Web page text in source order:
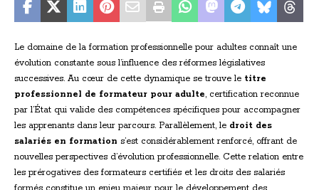
Le domaine de la formation professionnelle pour adultes connaît une
évolution constante sous l’influence des réformes législatives
successives. Au cœur de cette dynamique se trouve le titre
professionnel de formateur pour adulte, certification reconnue
par l’État qui valide des compétences spécifiques pour accompagner
les apprenants dans leur parcours. Parallèlement, le droit des
salariés en formation s’est considérablement renforcé, offrant de
nouvelles perspectives d’évolution professionnelle. Cette relation entre
les prérogatives des formateurs certifiés et les droits des salariés